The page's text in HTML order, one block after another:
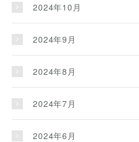
2024年10月
2024年9月
2024年8月
2024年7月
2024年6月